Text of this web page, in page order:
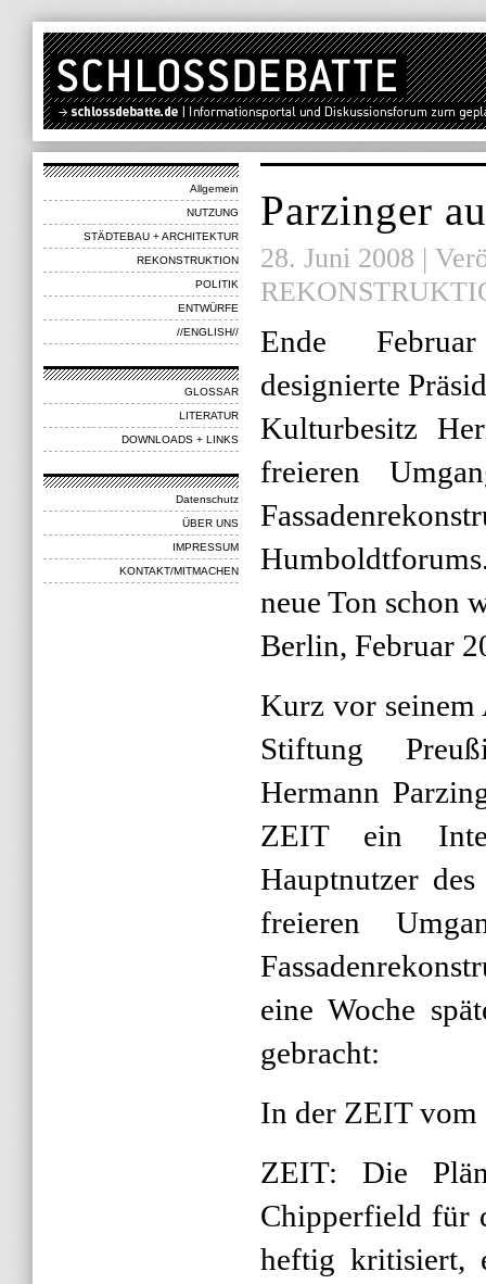
Allgemein
NUTZUNG
STÄDTEBAU + ARCHITEKTUR
REKONSTRUKTION
POLITIK
ENTWÜRFE
//ENGLISH//
GLOSSAR
LITERATUR
DOWNLOADS + LINKS
Datenschutz
ÜBER UNS
IMPRESSUM
KONTAKT/MITMACHEN
Parzinger
28. Juni 2008 |
Ende
designierte
Kulturbesitz
freieren
neue Ton schon
Berlin, Februar
Kurz vor seinem
Stiftung
Hermann
ZEIT ein
Hauptnutzer
freieren
eine Woche
gebracht:
In der ZEIT vom
ZEIT: Die
Chipperfield für
heftig kritisiert,